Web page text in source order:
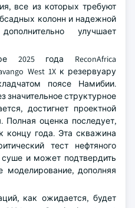
все из которых требуют
колонн и надежной
улучшает
2025 года ReconAfrica
West 1X к резервуару
поясе Намибии.
значительное структурное
достигнет проектной
Полная оценка последует,
концу года. Эта скважина
тест нефтяного
и может подтвердить
моделирование, дополняя
как ожидается, будет